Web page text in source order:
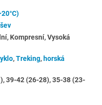
Kompresní, Vysoká
,Treking, horská
39-42 (26-28), 35-38 (23-